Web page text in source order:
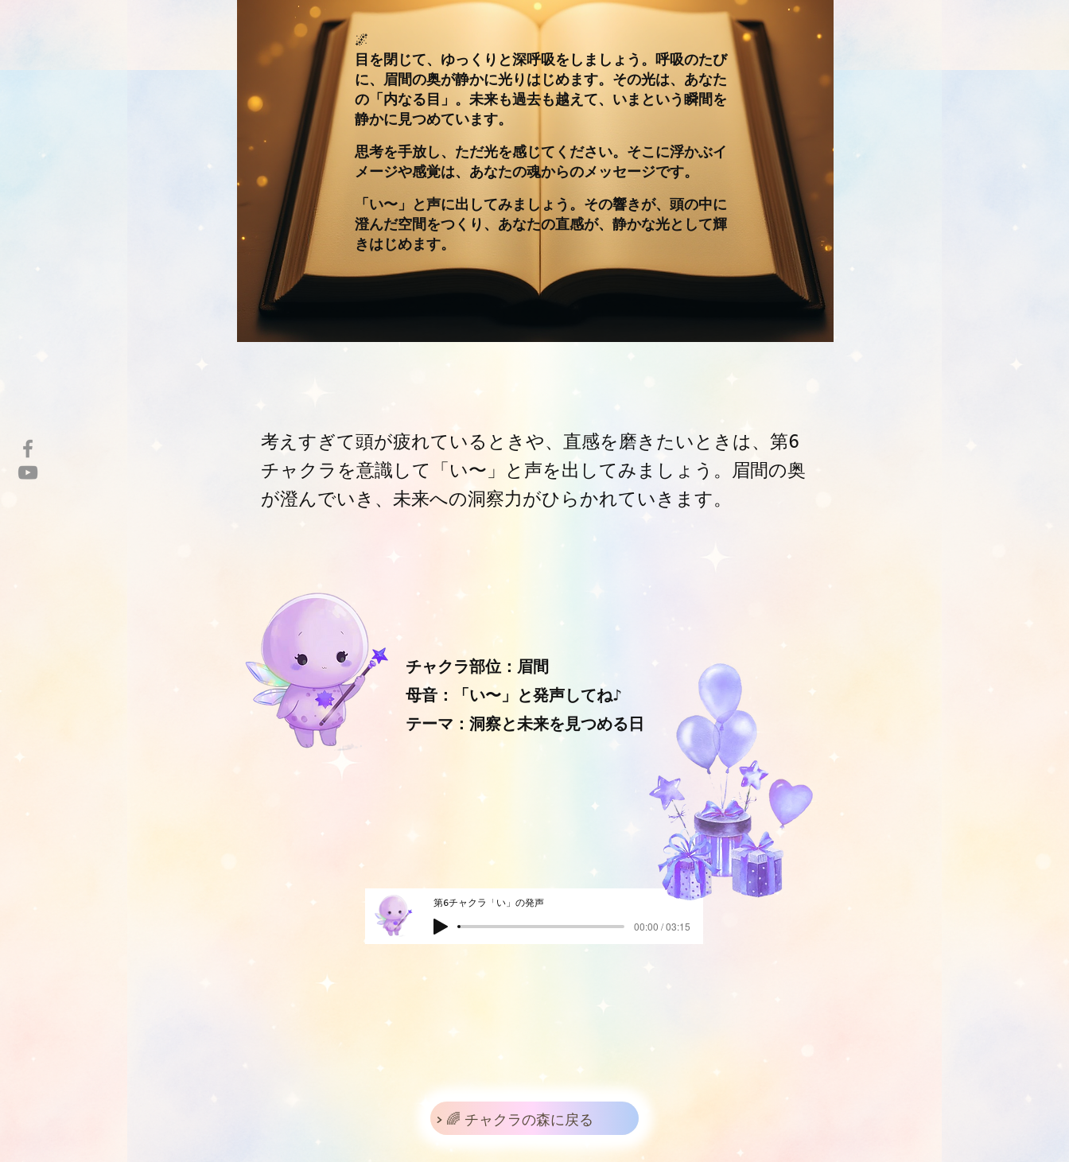
🌌
目を閉じて、ゆっくりと深呼吸をしましょう。呼吸のたび
に、眉間の奥が静かに光りはじめます。その光は、あなた
の「内なる目」。未来も過去も越えて、いまという瞬間を
静かに見つめています。
思考を手放し、ただ光を感じてください。そこに浮かぶイ
メージや感覚は、あなたの魂からのメッセージです。
「い〜」と声に出してみましょう。その響きが、頭の中に
澄んだ空間をつくり、あなたの直感が、静かな光として輝
きはじめます。
考えすぎて頭が疲れているときや、直感を磨きたいときは、第6
チャクラを意識して「い〜」と声を出してみましょう。眉間の奥
が澄んでいき、未来への洞察力がひらかれていきます。
チャクラ部位：眉間
母音：「い〜」と発声してね♪
テーマ：洞察と未来を見つめる日
第6チャクラ「い」の発声
00:00 / 03:15
> 🌈 チャクラの森に戻る